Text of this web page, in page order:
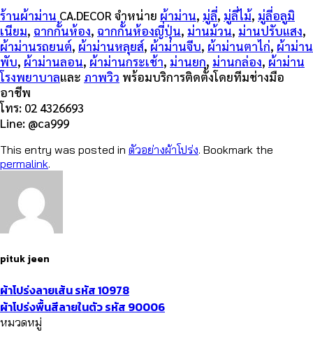
ร้านผ้าม่าน CA.DECOR จำหน่าย ผ้าม่าน, มู่ลี่, มู่ลี่ไม้, มู่ลี่อลูมิ
เนียม, ฉากกั้นห้อง, ฉากกั้นห้องญี่ปุ่น, ม่านม้วน, ม่านปรับแสง,
ผ้าม่านรถยนต์, ผ้าม่านหลุยส์, ผ้าม่านจีบ, ผ้าม่านตาไก่, ผ้าม่าน
พับ, ผ้าม่านลอน, ผ้าม่านกระเช้า, ม่านยก, ม่านกล่อง, ผ้าม่าน
โรงพยาบาลและ ภาพวิว พร้อมบริการติดตั้งโดยทีมช่างมือ
อาชีพ
โทร: 02 4326693
Line: @ca999
This entry was posted in ตัวอย่างผ้าโปร่ง. Bookmark the
permalink.
pituk jeen
ผ้าโปร่งลายเส้น รหัส 10978
ผ้าโปร่งพื้นสีลายในตัว รหัส 90006​
หมวดหมู่